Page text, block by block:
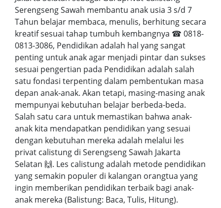
Serengseng Sawah membantu anak usia 3 s/d 7
Tahun belajar membaca, menulis, berhitung secara
kreatif sesuai tahap tumbuh kembangnya ☎ 0818-
0813-3086, Pendidikan adalah hal yang sangat
penting untuk anak agar menjadi pintar dan sukses
sesuai pengertian pada Pendidikan adalah salah
satu fondasi terpenting dalam pembentukan masa
depan anak-anak. Akan tetapi, masing-masing anak
mempunyai kebutuhan belajar berbeda-beda.
Salah satu cara untuk memastikan bahwa anak-
anak kita mendapatkan pendidikan yang sesuai
dengan kebutuhan mereka adalah melalui les
privat calistung di Serengseng Sawah Jakarta
Selatan 🙌. Les calistung adalah metode pendidikan
yang semakin populer di kalangan orangtua yang
ingin memberikan pendidikan terbaik bagi anak-
anak mereka (Balistung: Baca, Tulis, Hitung).